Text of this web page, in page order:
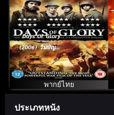
Days Of Glory
(2006) วันบัญญัติ
วีรบุรุษ
พากย์ไทย
ประเภทหนัง